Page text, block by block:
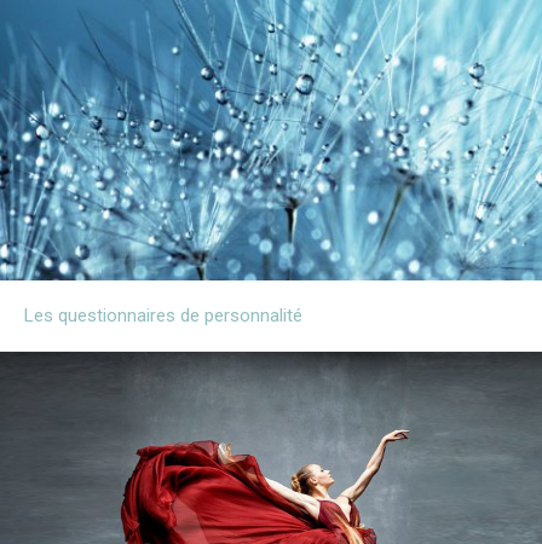
Les questionnaires de personnalité